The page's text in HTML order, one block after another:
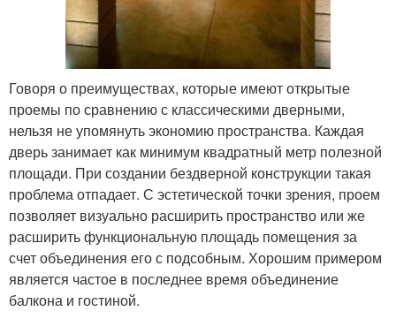
Говоря о преимуществах, которые имеют открытые
проемы по сравнению с классическими дверными,
нельзя не упомянуть экономию пространства. Каждая
дверь занимает как минимум квадратный метр полезной
площади. При создании бездверной конструкции такая
проблема отпадает. С эстетической точки зрения, проем
позволяет визуально расширить пространство или же
расширить функциональную площадь помещения за
счет объединения его с подсобным. Хорошим примером
является частое в последнее время объединение
балкона и гостиной.